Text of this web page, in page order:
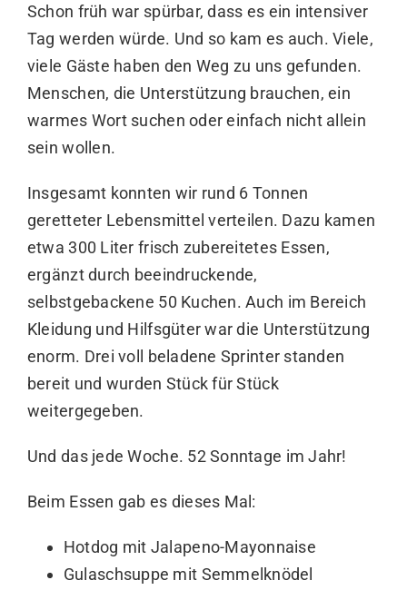
Schon früh war spürbar, dass es ein intensiver
Tag werden würde. Und so kam es auch. Viele,
viele Gäste haben den Weg zu uns gefunden.
Menschen, die Unterstützung brauchen, ein
warmes Wort suchen oder einfach nicht allein
sein wollen.
Insgesamt konnten wir rund 6 Tonnen
geretteter Lebensmittel verteilen. Dazu kamen
etwa 300 Liter frisch zubereitetes Essen,
ergänzt durch beeindruckende,
selbstgebackene 50 Kuchen. Auch im Bereich
Kleidung und Hilfsgüter war die Unterstützung
enorm. Drei voll beladene Sprinter standen
bereit und wurden Stück für Stück
weitergegeben.
Und das jede Woche. 52 Sonntage im Jahr!
Beim Essen gab es dieses Mal:
Hotdog mit Jalapeno-Mayonnaise
Gulaschsuppe mit Semmelknödel